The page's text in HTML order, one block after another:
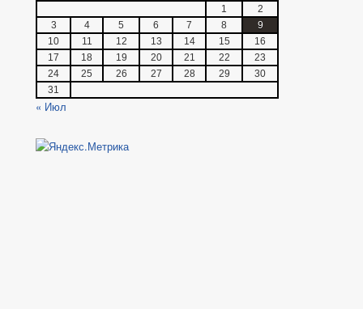
1
2
3
4 5 6 7 8
9
10
11 12 13 14 15
16
17
18 19 20 21 22
23
24
25 26 27 28 29
30
31
« Июл